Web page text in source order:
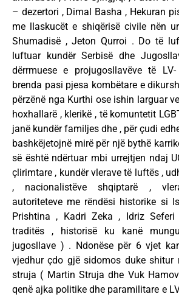
– dezertori , Dimal Basha , Hekuran
me llaskucët e shiqërisë civile nën
Shumadisë , Jeton Qurroi . Do të
luftuar kundër Serbisë dhe
dërrmuese e projugosllavëve të
brenda pasi pjesa kombëtare e
përzënë nga Kurthi ose ishin larguar
hoxhallarë , klerikë , të komuntetit
janë kundër familjes dhe , për çudi
bashkëjetojnë mirë për një bythë
së është ndërtuar mbi urrejtjen ndaj
çlirimtare , kundër vlerave të luftës ,
, nacionalistëve shqiptarë ,
autoriteteve me rëndësi historike si
Prishtina , Kadri Zeka , Idriz
traditës , historisë ku kanë
jugosllave ) . Ndonëse për 6 vjet
vjedhur çdo gjë sidomos duke shitur
struja ( Martin Struja dhe Vuk
qenë ajka politike dhe paramilitare e